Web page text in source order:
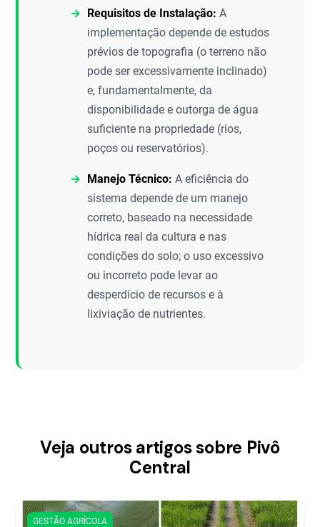
Requisitos de Instalação: A
implementação depende de estudos
prévios de topografia (o terreno não
pode ser excessivamente inclinado)
e, fundamentalmente, da
disponibilidade e outorga de água
suficiente na propriedade (rios,
poços ou reservatórios).
Manejo Técnico: A eficiência do
sistema depende de um manejo
correto, baseado na necessidade
hídrica real da cultura e nas
condições do solo; o uso excessivo
ou incorreto pode levar ao
desperdício de recursos e à
lixiviação de nutrientes.
Veja outros artigos sobre Pivô
Central
GESTÃO AGRÍCOLA